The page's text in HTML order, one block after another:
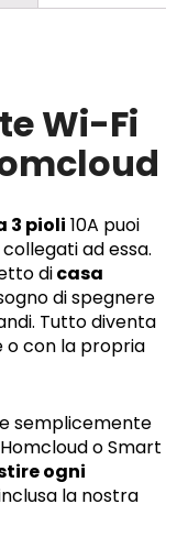
Wi-Fi
3 pioli 10A puoi
ad essa.
dicasa
di spegnere
Tutto diventa
con la propria
semplicemente
o Smart
ogni
la nostra